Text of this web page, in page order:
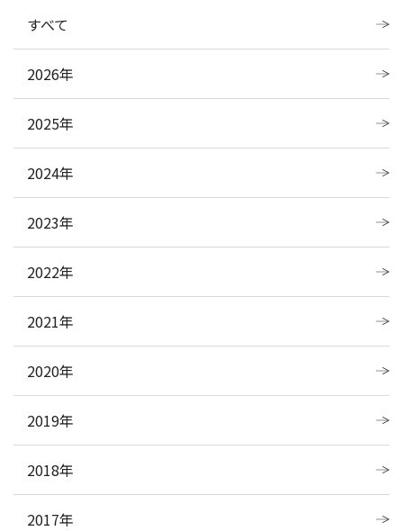
すべて
2026年
2025年
2024年
2023年
2022年
2021年
2020年
2019年
2018年
2017年